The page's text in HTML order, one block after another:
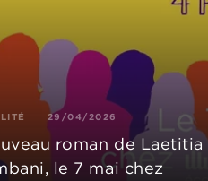
29/04/2026
roman de Laetitia
le 7 mai chez